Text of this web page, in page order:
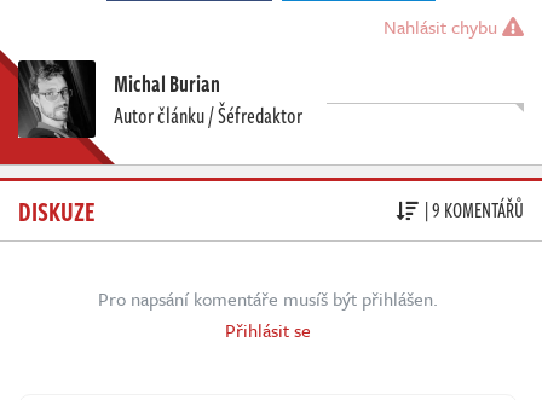
Nahlásit chybu
Michal Burian
Autor článku / Šéfredaktor
DISKUZE | 9 KOMENTÁŘŮ
Pro napsání komentáře musíš být přihlášen.
Přihlásit se